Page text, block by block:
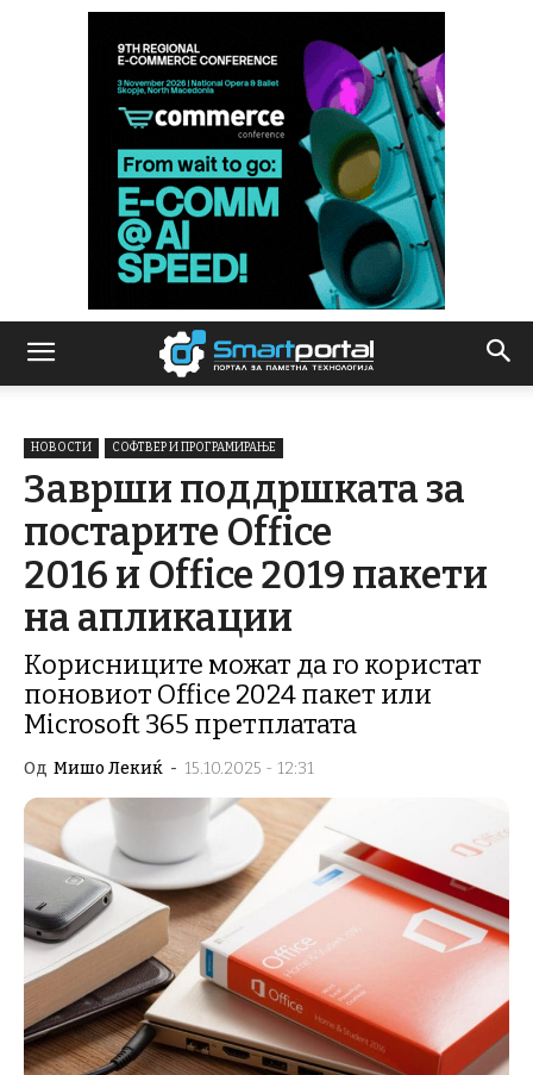
НОВОСТИ СОФТВЕР И ПРОГРАМИРАЊЕ
Заврши поддршката за
постарите Office
2016 и Office 2019 пакети
на апликации
Корисниците можат да го користат
поновиот Office 2024 пакет или
Microsoft 365 претплатата
Од Мишо Лекиќ - 15.10.2025 - 12:31